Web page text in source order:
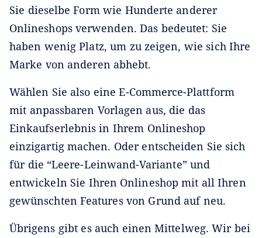
Sie dieselbe Form wie Hunderte anderer
Onlineshops verwenden. Das bedeutet: Sie
haben wenig Platz, um zu zeigen, wie sich Ihre
Marke von anderen abhebt.
Wählen Sie also eine E-Commerce-Plattform
mit anpassbaren Vorlagen aus, die das
Einkaufserlebnis in Ihrem Onlineshop
einzigartig machen. Oder entscheiden Sie sich
für die “Leere-Leinwand-Variante” und
entwickeln Sie Ihren Onlineshop mit all Ihren
gewünschten Features von Grund auf neu.
Übrigens gibt es auch einen Mittelweg. Wir bei